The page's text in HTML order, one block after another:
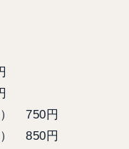
） 750円
） 850円